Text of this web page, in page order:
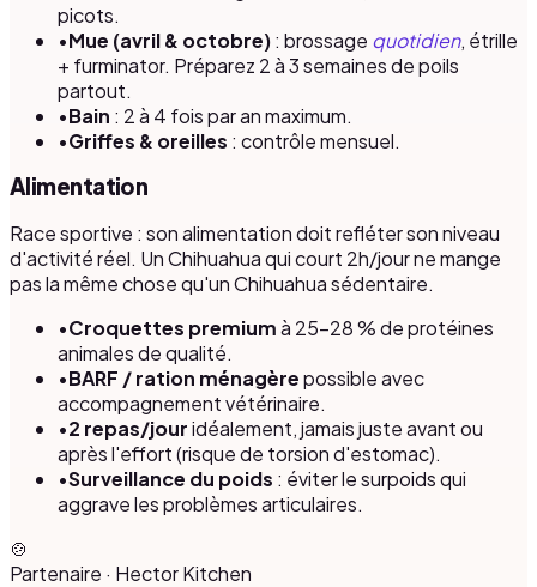
picots.
•Mue (avril & octobre): brossage quotidien, étrille
+ furminator. Préparez 2 à 3 semaines de poils
partout.
•Bain : 2 à 4 fois par an maximum.
•Griffes & oreilles : contrôle mensuel.
Alimentation
Race sportive : son alimentation doit refléter son niveau
d'activité réel. Un Chihuahua qui court 2h/jour ne mange
pas la même chose qu'un Chihuahua sédentaire.
•Croquettes premiumà 25–28 % de protéines
animales de qualité.
•BARF / ration ménagèrepossible avec
accompagnement vétérinaire.
•2 repas/jouridéalement, jamais juste avant ou
après l'effort (risque de torsion d'estomac).
•Surveillance du poids : éviter le surpoids qui
aggrave les problèmes articulaires.
🍲
Partenaire · Hector Kitchen